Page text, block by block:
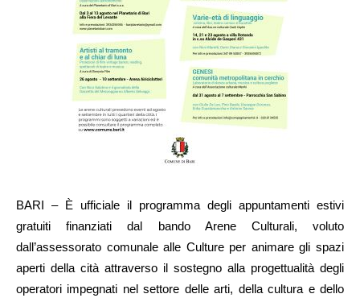
BARI – È ufficiale il programma degli appuntamenti estivi
gratuiti finanziati dal bando Arene Culturali, voluto
dall’assessorato comunale alle Culture per animare gli spazi
aperti della cità attraverso il sostegno alla progettualità degli
operatori impegnati nel settore delle arti, della cultura e dello